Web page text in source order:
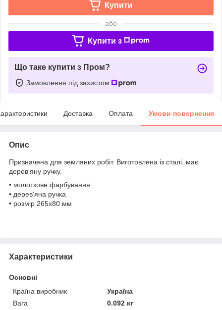
Купити
або
Купити з
Що таке купити з Пром?
Замовлення під захистом
Доставка Оплата Умови повернення
Опис
Призначена для земляних робіт. Виготовлена ​​із сталі, має
дерев'яну ручку.
• молоткове фарбування
• дерев'яна ручка
• розмір 265х80 мм
Характеристики
Основні
Країна виробник
Україна
Вага
0.092 кг